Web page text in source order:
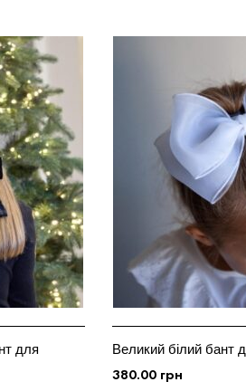
для
Великий білий бант
380.00 грн